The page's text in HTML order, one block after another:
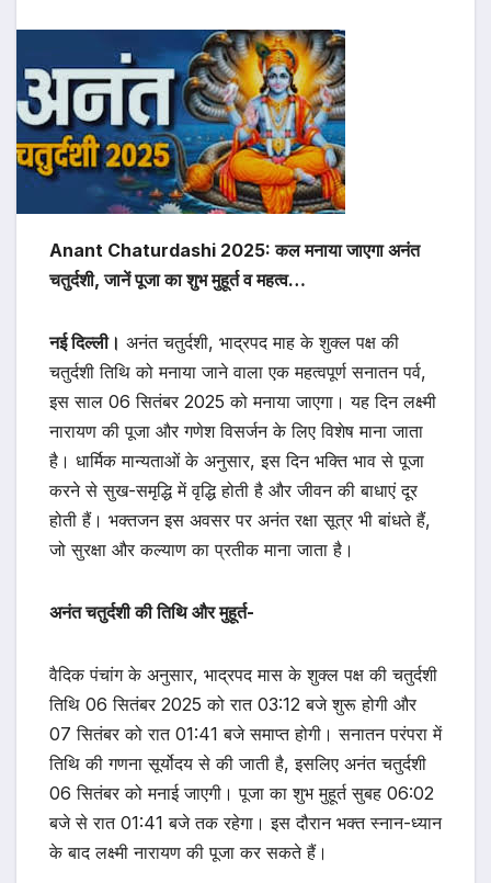
Anant Chaturdashi 2025: कल मनाया जाएगा अनंत
चतुर्दशी, जानें पूजा का शुभ मुहूर्त व महत्व…
नई दिल्ली। अनंत चतुर्दशी, भाद्रपद माह के शुक्ल पक्ष की
चतुर्दशी तिथि को मनाया जाने वाला एक महत्वपूर्ण सनातन पर्व,
इस साल 06 सितंबर 2025 को मनाया जाएगा। यह दिन लक्ष्मी
नारायण की पूजा और गणेश विसर्जन के लिए विशेष माना जाता
है। धार्मिक मान्यताओं के अनुसार, इस दिन भक्ति भाव से पूजा
करने से सुख-समृद्धि में वृद्धि होती है और जीवन की बाधाएं दूर
होती हैं। भक्तजन इस अवसर पर अनंत रक्षा सूत्र भी बांधते हैं,
जो सुरक्षा और कल्याण का प्रतीक माना जाता है।
अनंत चतुर्दशी की तिथि और मुहूर्त-
वैदिक पंचांग के अनुसार, भाद्रपद मास के शुक्ल पक्ष की चतुर्दशी
तिथि 06 सितंबर 2025 को रात 03:12 बजे शुरू होगी और
07 सितंबर को रात 01:41 बजे समाप्त होगी। सनातन परंपरा में
तिथि की गणना सूर्योदय से की जाती है, इसलिए अनंत चतुर्दशी
06 सितंबर को मनाई जाएगी। पूजा का शुभ मुहूर्त सुबह 06:02
बजे से रात 01:41 बजे तक रहेगा। इस दौरान भक्त स्नान-ध्यान
के बाद लक्ष्मी नारायण की पूजा कर सकते हैं।